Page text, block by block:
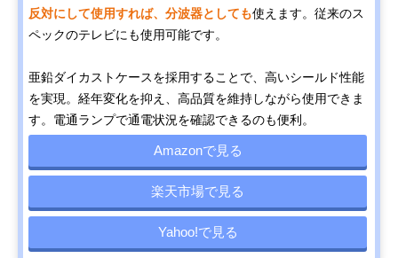
反対にして使用すれば、分波器としても使えます。従来のス
ペックのテレビにも使用可能です。
亜鉛ダイカストケースを採用することで、高いシールド性能
を実現。経年変化を抑え、高品質を維持しながら使用できま
す。電通ランプで通電状況を確認できるのも便利。
Amazonで見る
楽天市場で見る
Yahoo!で見る